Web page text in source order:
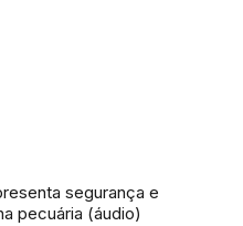
segurança e
pecuária (áudio)